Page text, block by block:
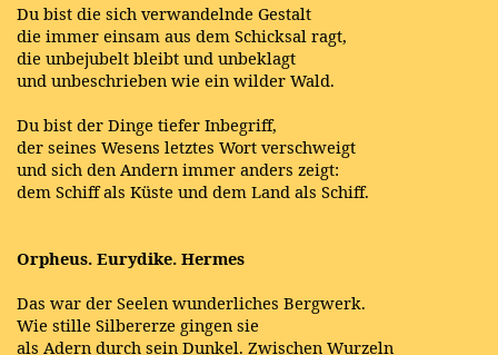
Du bist die sich verwandelnde Gestalt
die immer einsam aus dem Schicksal ragt,
die unbejubelt bleibt und unbeklagt
und unbeschrieben wie ein wilder Wald.
Du bist der Dinge tiefer Inbegriff,
der seines Wesens letztes Wort verschweigt
und sich den Andern immer anders zeigt:
dem Schiff als Küste und dem Land als Schiff.
Orpheus. Eurydike. Hermes
Das war der Seelen wunderliches Bergwerk.
Wie stille Silbererze gingen sie
als Adern durch sein Dunkel. Zwischen Wurzeln